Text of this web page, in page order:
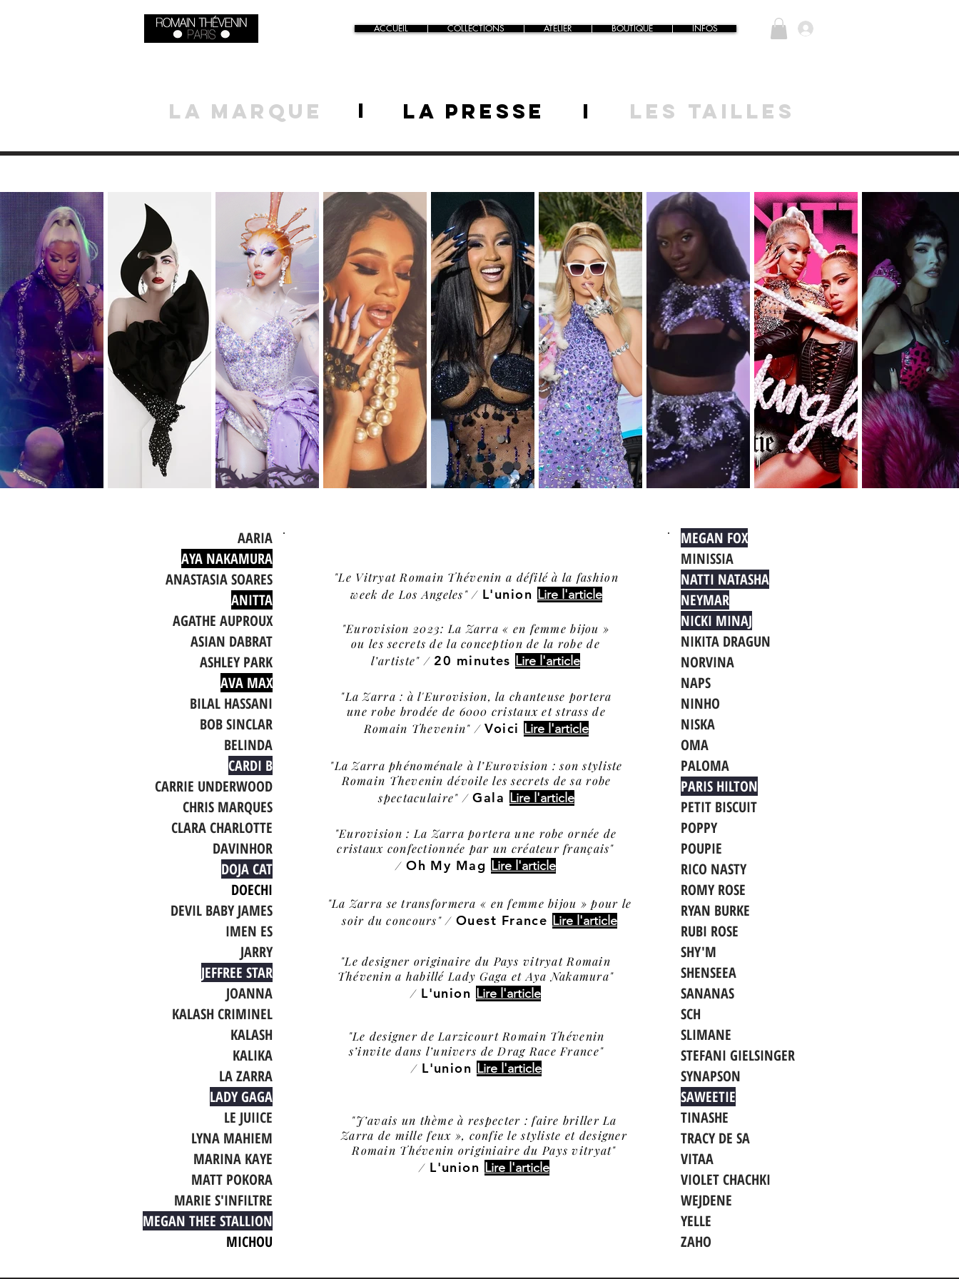
ACCUEIL COLLECTIONS ATELIER BOUTIQUE INFOS
la marque I LA PRESSE I lES TAILLES
AARIA
AYA NAKAMURA
ANASTASIA SOARES
ANITTA
AGATHE AUPROUX
ASIAN DABRAT
ASHLEY PARK
AVA MAX
BILAL HASSANI
BOB SINCLAR
BELINDA
CARDI B
CARRIE UNDERWOOD
CHRIS MARQUES
CLARA CHARLOTTE
DAVINHOR
DOJA CAT
DOECHI
DEVIL BABY JAMES
IMEN ES
JARRY
JEFFREE STAR
JOANNA
KALASH CRIMINEL
KALASH
KALIKA
LA ZARRA
LADY GAGA
LE JUIICE
LYNA MAHIEM
MARINA KAYE
MATT POKORA
MARIE S'INFILTRE
MEGAN THEE STALLION
MICHOU
"Le Vitryat Romain Thévenin a défilé à la fashion
week de Los Angeles" / L'union Lire l'article
"Eurovision 2023: La Zarra « en femme bijou »
ou les secrets de la conception de la robe de
l’artiste" / 20 minutes Lire l'article
"La Zarra : à l'Eurovision, la chanteuse portera
une robe brodée de 6000 cristaux et strass de
Romain Thevenin" / Voici Lire l'article
"La Zarra phénoménale à l’Eurovision : son styliste
Romain Thevenin dévoile les secrets de sa robe
spectaculaire" / Gala Lire l'article
"Eurovision : La Zarra portera une robe ornée de
cristaux confectionnée par un créateur français"
/ Oh My Mag Lire l'article
"La Zarra se transformera « en femme bijou » pour le
soir du concours" / Ouest France Lire l'article
"Le designer originaire du Pays vitryat Romain
Thévenin a habillé Lady Gaga et Aya Nakamura"
/ L'union Lire l'article
"Le designer de Larzicourt Romain Thévenin
s’invite dans l’univers de Drag Race France"
/ L'union Lire l'article
"J’avais un thème à respecter : faire briller La
Zarra de mille feux », confie le styliste et designer
Romain Thévenin originiaire du Pays vitryat"
/ L'union Lirel'article
MEGAN FOX
MINISSIA
NATTI NATASHA
NEYMAR
NICKI MINAJ
NIKITA DRAGUN
NORVINA
NAPS
NINHO
NISKA
OMA
PALOMA
PARIS HILTON
PETIT BISCUIT
POPPY
POUPIE
RICO NASTY
ROMY ROSE
RYAN BURKE
RUBI ROSE
SHY'M
SHENSEEA
SANANAS
SCH
SLIMANE
STEFANI GIELSINGER
SYNAPSON
SAWEETIE
TINASHE
TRACY DE SA
VITAA
VIOLET CHACHKI
WEJDENE
YELLE
ZAHO